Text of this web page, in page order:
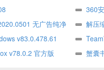
360
无广告纯净
解压
式版
v83.0.478.61
v78.0.2 官方版
蟹囊